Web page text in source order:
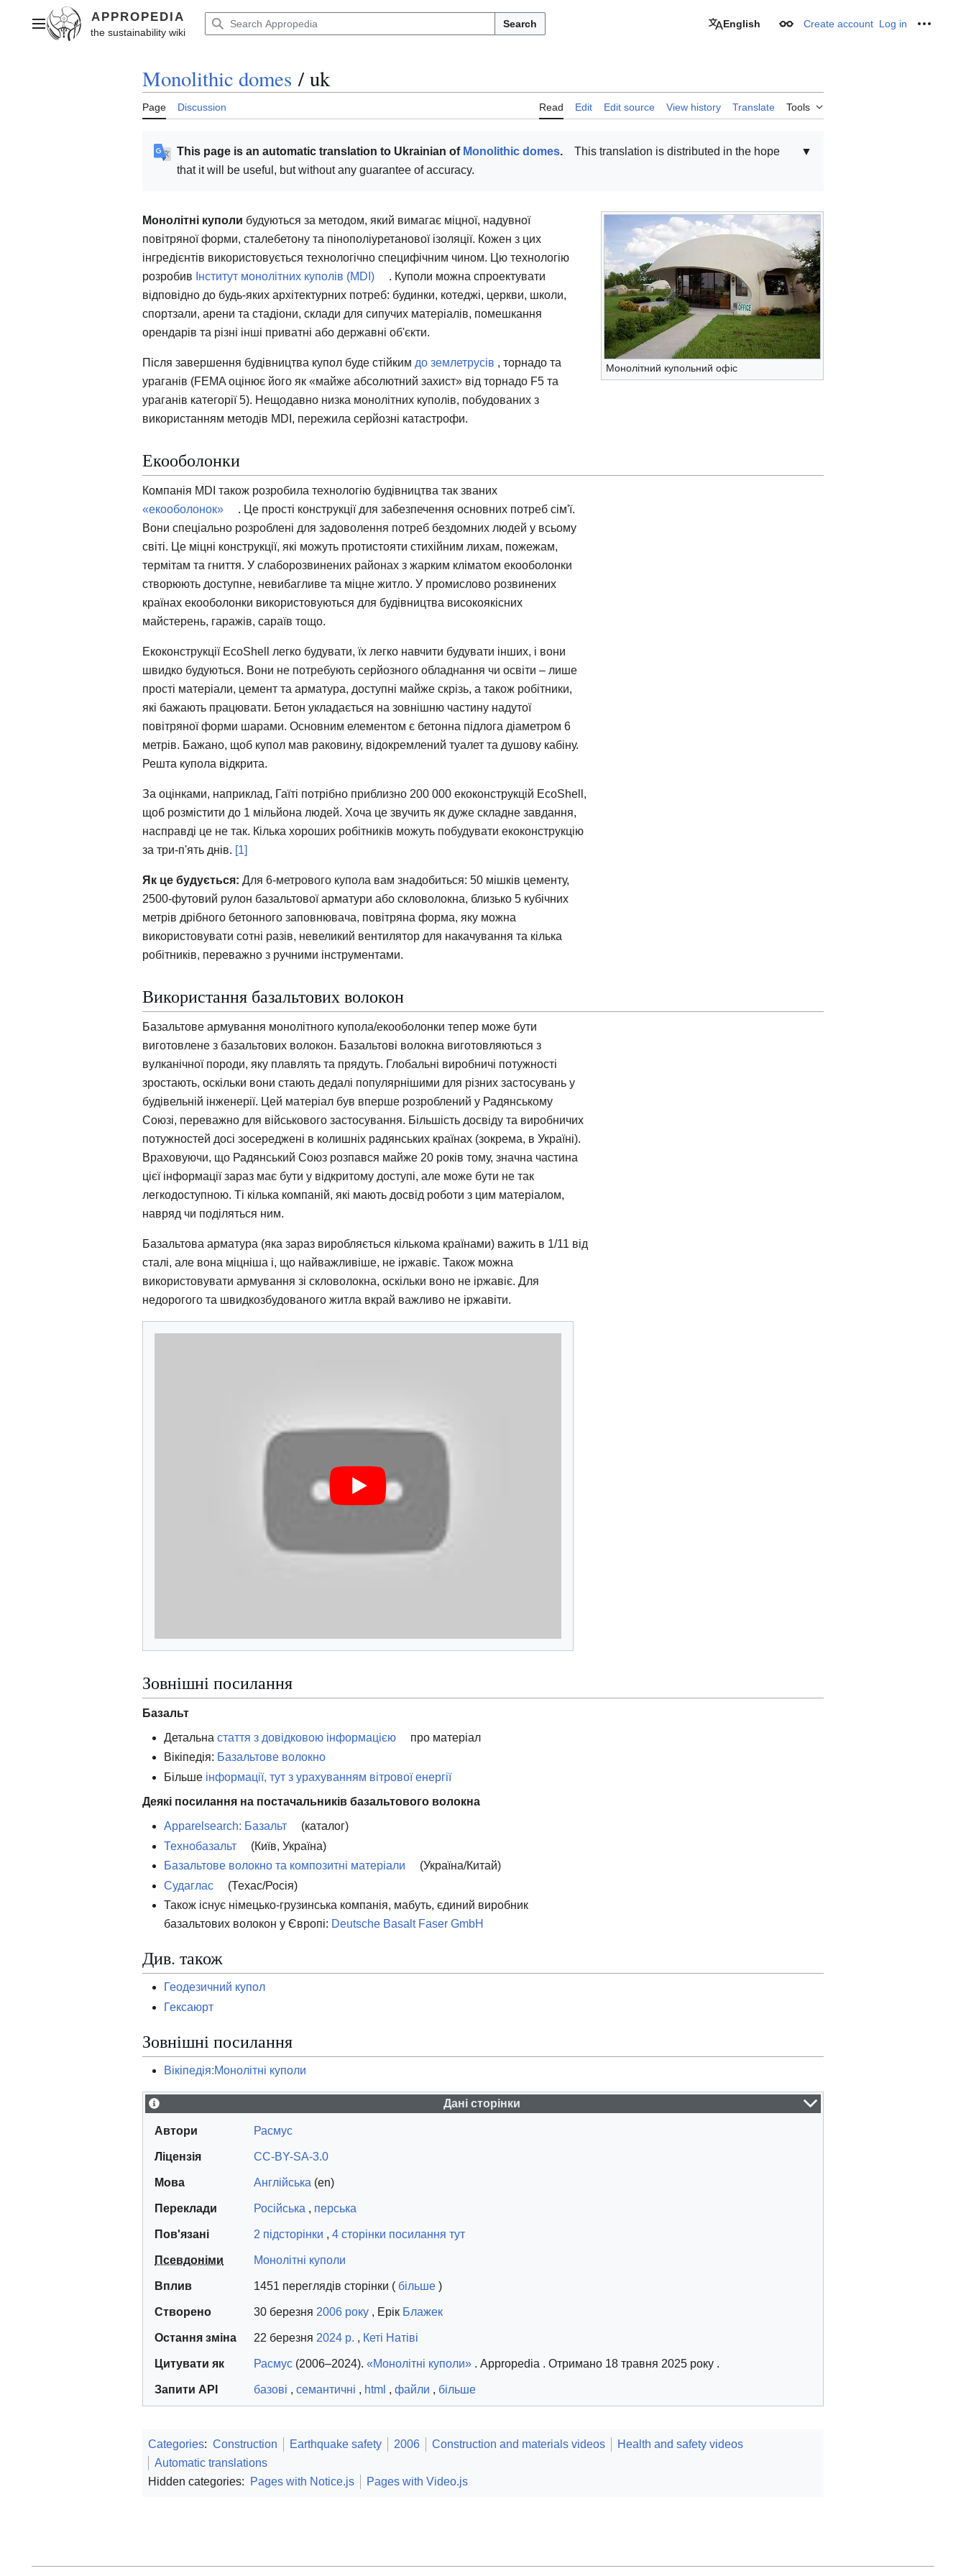
contentMain menu Search English Appearance
Create account Log in
Monolithic domes / uk
Page Discussion Read Edit Edit source View history Translate Tools
▼
This page is an automatic translation to Ukrainian of Monolithic domes.
This translation is distributed in the hope
that it will be useful, but without any guarantee of accuracy.
Монолітний купольний офіс
Монолітні куполи будуються за методом, який вимагає міцної, надувної
повітряної форми, сталебетону та пінополіуретанової ізоляції. Кожен з цих
інгредієнтів використовується технологічно специфічним чином. Цю технологію
розробив Інститут монолітних куполів (MDI)
. Куполи можна спроектувати
відповідно до будь-яких архітектурних потреб: будинки, котеджі, церкви, школи,
спортзали, арени та стадіони, склади для сипучих матеріалів, помешкання
орендарів та різні інші приватні або державні об'єкти.
Після завершення будівництва купол буде стійким до землетрусів , торнадо та
ураганів (FEMA оцінює його як «майже абсолютний захист» від торнадо F5 та
ураганів категорії 5). Нещодавно низка монолітних куполів, побудованих з
використанням методів MDI, пережила серйозні катастрофи.
Екооболонки
Компанія MDI також розробила технологію будівництва так званих
«екооболонок»
. Це прості конструкції для забезпечення основних потреб сім'ї.
Вони спеціально розроблені для задоволення потреб бездомних людей у ​​всьому
світі. Це міцні конструкції, які можуть протистояти стихійним лихам, пожежам,
термітам та гниття. У слаборозвинених районах з жарким кліматом екооболонки
створюють доступне, невибагливе та міцне житло. У промислово розвинених
країнах екооболонки використовуються для будівництва високоякісних
майстерень, гаражів, сараїв тощо.
Екоконструкції EcoShell легко будувати, їх легко навчити будувати інших, і вони
швидко будуються. Вони не потребують серйозного обладнання чи освіти – лише
прості матеріали, цемент та арматура, доступні майже скрізь, а також робітники,
які бажають працювати. Бетон укладається на зовнішню частину надутої
повітряної форми шарами. Основним елементом є бетонна підлога діаметром 6
метрів. Бажано, щоб купол мав раковину, відокремлений туалет та душову кабіну.
Решта купола відкрита.
За оцінками, наприклад, Гаїті потрібно приблизно 200 000 екоконструкцій EcoShell,
щоб розмістити до 1 мільйона людей. Хоча це звучить як дуже складне завдання,
насправді це не так. Кілька хороших робітників можуть побудувати екоконструкцію
за три-п'ять днів. [1]
Як це будується: Для 6-метрового купола вам знадобиться: 50 мішків цементу,
2500-футовий рулон базальтової арматури або скловолокна, близько 5 кубічних
метрів дрібного бетонного заповнювача, повітряна форма, яку можна
використовувати сотні разів, невеликий вентилятор для накачування та кілька
робітників, переважно з ручними інструментами.
Використання базальтових волокон
Базальтове армування монолітного купола/екооболонки тепер може бути
виготовлене з базальтових волокон. Базальтові волокна виготовляються з
вулканічної породи, яку плавлять та прядуть. Глобальні виробничі потужності
зростають, оскільки вони стають дедалі популярнішими для різних застосувань у
будівельній інженерії. Цей матеріал був вперше розроблений у Радянському
Союзі, переважно для військового застосування. Більшість досвіду та виробничих
потужностей досі зосереджені в колишніх радянських країнах (зокрема, в Україні).
Враховуючи, що Радянський Союз розпався майже 20 років тому, значна частина
цієї інформації зараз має бути у відкритому доступі, але може бути не так
легкодоступною. Ті кілька компаній, які мають досвід роботи з цим матеріалом,
навряд чи поділяться ним.
Базальтова арматура (яка зараз виробляється кількома країнами) важить в 1/11 від
сталі, але вона міцніша і, що найважливіше, не іржавіє. Також можна
використовувати армування зі скловолокна, оскільки воно не іржавіє. Для
недорогого та швидкозбудованого житла вкрай важливо не іржавіти.
Зовнішні посилання
Базальт
Детальна стаття з довідковою інформацією
про матеріал
Вікіпедія: Базальтове волокно
Більше інформації, тут з урахуванням вітрової енергії
Деякі посилання на постачальників базальтового волокна
Apparelsearch: Базальт
(каталог)
Технобазальт
(Київ, Україна)
Базальтове волокно та композитні матеріали
(Україна/Китай)
Судаглас
(Техас/Росія)
Також існує німецько-грузинська компанія, мабуть, єдиний виробник
базальтових волокон у Європі: Deutsche Basalt Faser GmbH
Див. також
Геодезичний купол
Гексаюрт
Зовнішні посилання
Вікіпедія:Монолітні куполи
Дані сторінки
Автори Расмус
Ліцензія CC-BY-SA-3.0
Мова Англійська (en)
Переклади Російська , перська
Пов'язані 2 підсторінки , 4 сторінки посилання тут
Псевдоніми Монолітні куполи
Вплив 1451 переглядів сторінки ( більше )
Створено 30 березня 2006 року , Ерік Блажек
Остання зміна 22 березня 2024 р. , Кеті Натіві
Цитувати як Расмус (2006–2024). «Монолітні куполи» . Appropedia . Отримано 18 травня 2025 року .
Запити API базові , семантичні , html , файли , більше
Categories: Construction Earthquake safety 2006 Construction and materials videos
Health and safety videos
Automatic translations
Hidden categories:
Pages with Notice.js Pages with Video.js